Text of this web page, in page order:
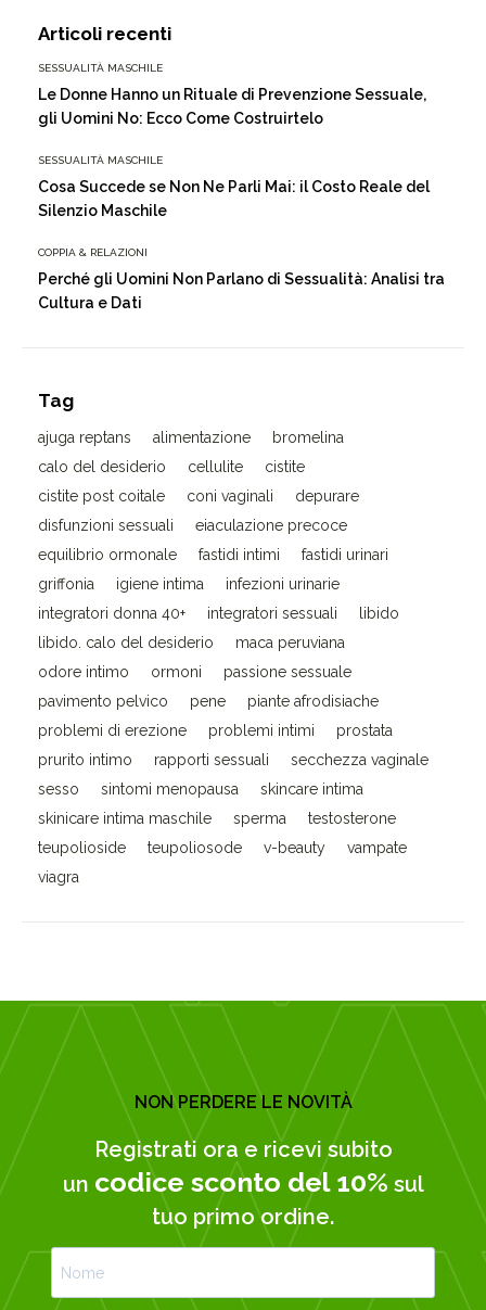
Articoli recenti
SESSUALITÀ MASCHILE
Le Donne Hanno un Rituale di Prevenzione Sessuale,
gli Uomini No: Ecco Come Costruirtelo
SESSUALITÀ MASCHILE
Cosa Succede se Non Ne Parli Mai: il Costo Reale del
Silenzio Maschile
COPPIA & RELAZIONI
Perché gli Uomini Non Parlano di Sessualità: Analisi tra
Cultura e Dati
Tag
ajuga reptans alimentazione
bromelina
calo del desiderio
cellulite
cistite
cistite post coitale
coni vaginali
depurare
disfunzioni sessuali
eiaculazione precoce
equilibrio ormonale
fastidi intimi
fastidi urinari
griffonia
igiene intima
infezioni urinarie
integratori donna 40+
integratori sessuali
libido
libido. calo del desiderio
maca peruviana
odore intimo
ormoni
passione sessuale
pavimento pelvico
pene
piante afrodisiache
problemi di erezione
problemi intimi
prostata
prurito intimo
rapporti sessuali
secchezza vaginale
sesso
sintomi menopausa
skincare intima
skinicare intima maschile
sperma
testosterone
teupolioside
teupoliosode v-beauty
vampate
viagra
NON PERDERE LE NOVITÀ
Registrati ora e ricevi subito
un codice sconto del 10% sul
tuo primo ordine.